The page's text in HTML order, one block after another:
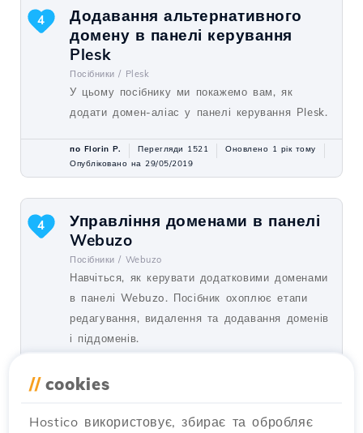
Додавання альтернативного
домену в панелі керування
Plesk
Посібники / Plesk
У цьому посібнику ми покажемо вам, як
додати домен-аліас у панелі керування Plesk.
4
по Florin P. Перегляди 1521
Оновлено 1 рік тому
Опубліковано на 29/05/2019
Управління доменами в панелі
Webuzo
Посібники / Webuzo
Навчіться, як керувати додатковими доменами
в панелі Webuzo. Посібник охоплює етапи
редагування, видалення та додавання доменів
і піддоменів.
4
по Alexandru R.
Оновлено 1 рік тому
// cookies
Hostico використовує, збирає та обробляє